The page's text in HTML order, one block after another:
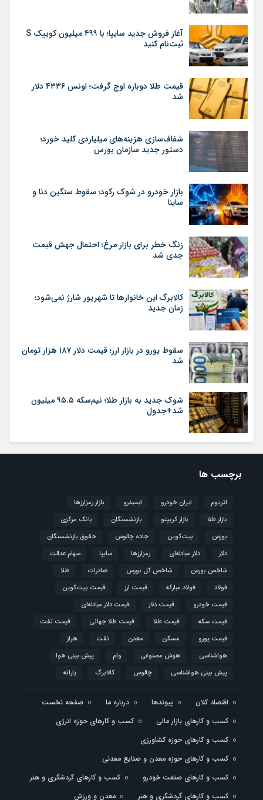
آغاز فروش جدید سایپا؛ با ۴۹۹ میلیون کوییک S
ثبت‌نام کنید
قیمت طلا دوباره اوج گرفت؛ اونس ۴۳۳۶ دلار
شد
شفاف‌سازی هزینه‌های میلیاردی کلید خورد؛
دستور جدید سازمان بورس
بازار خودرو در شوک رکود؛ سقوط سنگین دنا و
ساینا
زنگ خطر برای بازار مرغ؛ احتمال جهش قیمت
جدی شد
کالابرگ این خانوارها تا شهریور شارژ نمی‌شود؛
زمان جدید
سقوط یورو در بازار ارز؛ قیمت دلار ۱۸۷ هزار تومان
شد
شوک جدید به بازار طلا؛ نیم‌سکه ۹۵.۵ میلیون
شد+جدول
برچسب ها
اتریوم ایران خودرو ایمیدرو
بازار رمزارزها
بازار طلا
بازار کریپتو بازنشستگان
بانک مرکزی
بورس
بیت‌کوین جاده چالوس
حقوق بازنشستگان
دلار
دلار مبادله‌ای رمزارزها سایپا
سهام عدالت
شاخص بورس
شاخص کل بورس صادرات
طلا
فولاد
فولاد مبارکه قیمت ارز
قیمت بیت‌کوین
قیمت خودرو
قیمت دلار
قیمت دلار مبادله‌ای
قیمت سکه
قیمت طلا قیمت طلا جهانی
قیمت نفت
قیمت یورو
مسکن معدن نفت
هراز
هواشناسی
هوش مصنوعی وام
پیش بینی هوا
پیش بینی هواشناسی
چالوس کالابرگ یارانه
اقتصاد کلان پیوندها درباره ما
صفحه نخست
کسب و کارهای بازار مالی
کسب و کارهای حوزه انرژی
کسب و کارهای حوزه کشاورزی
کسب و کارهای حوزه معدن و صنایع معدنی
کسب و کارهای صنعت خودرو
کسب و کارهای گردشگری و هنر
کسب و کارهای گردشگری و هنر
معدن و ورزش